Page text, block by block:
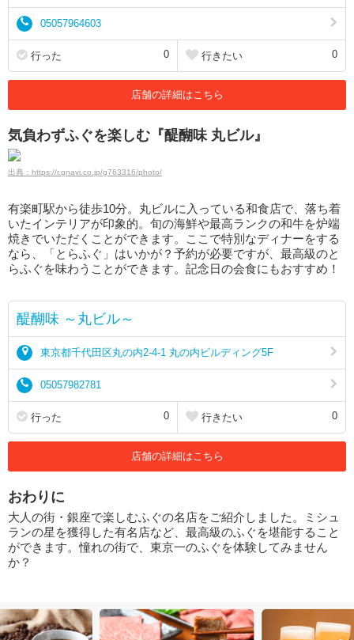
05057964603
行った 0 行きたい 0
店舗の詳細はこちら
気負わずふぐを楽しむ『醍醐味 丸ビル』
出典：https://r.gnavi.co.jp/g763316/photo/
有楽町駅から徒歩10分。丸ビルに入っている和食店で、落ち着
いたインテリアが印象的。旬の海鮮や最高ランクの和牛を炉端
焼きでいただくことができます。ここで特別なディナーをする
なら、「とらふぐ」はいかが？予約が必要ですが、最高級のと
らふぐを味わうことができます。記念日の会食にもおすすめ！
醍醐味 ～丸ビル～
東京都千代田区丸の内2-4-1 丸の内ビルディング5F
05057982781
行った 0 行きたい 0
店舗の詳細はこちら
おわりに
大人の街・銀座で楽しむふぐの名店をご紹介しました。ミシュ
ランの星を獲得した有名店など、最高級のふぐを堪能すること
ができます。憧れの街で、東京一のふぐを体験してみません
か？